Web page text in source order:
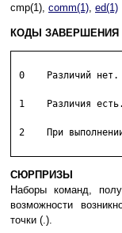
cmp(1), comm(1), ed(1)
КОДЫ ЗАВЕРШЕНИЯ
0    Различий нет.
1    Различия есть.
2    При
СЮРПРИЗЫ
Наборы команд,
возможности
точки (.).